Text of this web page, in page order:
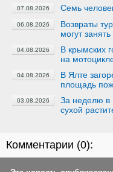
07.08.2026 Семь
06.08.2026
Возвраты
могут
04.08.2026
В крымских
на
04.08.2026
В Ялте
площадь
03.08.2026
За неделю в
сухой
Комментарии (0):